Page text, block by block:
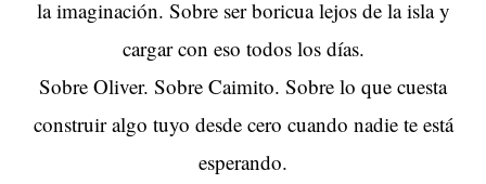
la imaginación. Sobre ser boricua lejos de la isla y
cargar con eso todos los días.
Sobre Oliver. Sobre Caimito. Sobre lo que cuesta
construir algo tuyo desde cero cuando nadie te está
esperando.